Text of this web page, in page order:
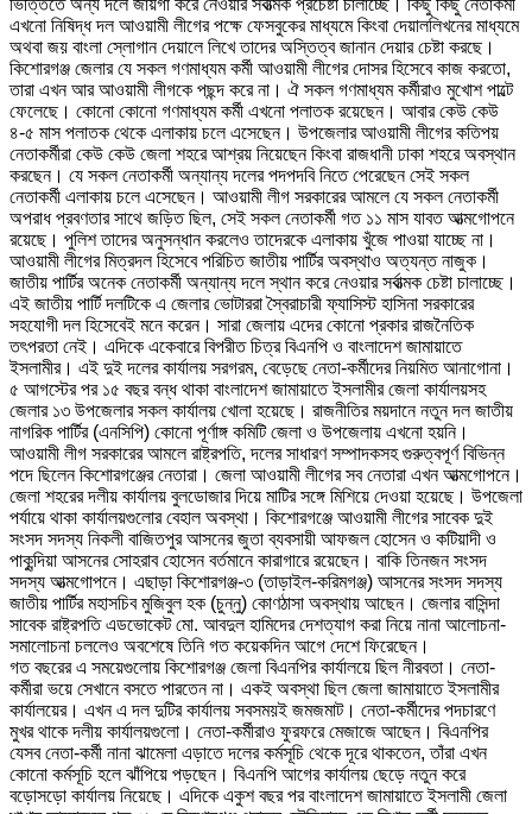
এখনো নিষিদ্ধ দল আওয়ামী লীগের পক্ষে ফেসবুকের মাধ্যমে কিংবা দেয়াললিখনের মাধ্যমে
অথবা জয় বাংলা স্লোগান দেয়ালে লিখে তাদের অস্তিত্ব জানান দেয়ার চেষ্টা করছে।
কিশোরগঞ্জ জেলার যে সকল গণমাধ্যম কর্মী আওয়ামী লীগের দোসর হিসেবে কাজ করতো,
তারা এখন আর আওয়ামী লীগকে পছন্দ করে না। ঐ সকল গণমাধ্যম কর্মীরাও মুখোশ পাল্টে
ফেলেছে। কোনো কোনো গণমাধ্যম কর্মী এখনো পলাতক রয়েছেন। আবার কেউ কেউ
৪-৫ মাস পলাতক থেকে এলাকায় চলে এসেছেন। উপজেলার আওয়ামী লীগের কতিপয়
নেতাকর্মীরা কেউ কেউ জেলা শহরে আশ্রয় নিয়েছেন কিংবা রাজধানী ঢাকা শহরে অবস্থান
করছেন। যে সকল নেতাকর্মী অন্যান্য দলের পদপদবি নিতে পেরেছেন সেই সকল
নেতাকর্মী এলাকায় চলে এসেছেন। আওয়ামী লীগ সরকারের আমলে যে সকল নেতাকর্মী
অপরাধ প্রবণতার সাথে জড়িত ছিল, সেই সকল নেতাকর্মী গত ১১ মাস যাবত আত্মগোপনে
রয়েছে। পুলিশ তাদের অনুসন্ধান করলেও তাদেরকে এলাকায় খুঁজে পাওয়া যাচ্ছে না।
আওয়ামী লীগের মিত্রদল হিসেবে পরিচিত জাতীয় পার্টির অবস্থাও অত্যন্ত নাজুক।
জাতীয় পার্টির অনেক নেতাকর্মী অন্যান্য দলে স্থান করে নেওয়ার সর্বাত্মক চেষ্টা চালাচ্ছে।
এই জাতীয় পার্টি দলটিকে এ জেলার ভোটাররা স্বৈরাচারী ফ্যাসিস্ট হাসিনা সরকারের
সহযোগী দল হিসেবেই মনে করেন। সারা জেলায় এদের কোনো প্রকার রাজনৈতিক
তৎপরতা নেই। এদিকে একেবারে বিপরীত চিত্র বিএনপি ও বাংলাদেশ জামায়াতে
ইসলামীর। এই দুই দলের কার্যালয় সরগরম, বেড়েছে নেতা-কর্মীদের নিয়মিত আনাগোনা।
৫ আগস্টের পর ১৫ বছর বন্ধ থাকা বাংলাদেশ জামায়াতে ইসলামীর জেলা কার্যালয়সহ
জেলার ১৩ উপজেলার সকল কার্যালয় খোলা হয়েছে। রাজনীতির ময়দানে নতুন দল জাতীয়
নাগরিক পার্টির (এনসিপি) কোনো পূর্ণাঙ্গ কমিটি জেলা ও উপজেলায় এখনো হয়নি।
আওয়ামী লীগ সরকারের আমলে রাষ্ট্রপতি, দলের সাধারণ সম্পাদকসহ গুরুত্বপূর্ণ বিভিন্ন
পদে ছিলেন কিশোরগঞ্জের নেতারা। জেলা আওয়ামী লীগের সব নেতারা এখন আত্মগোপনে।
জেলা শহরের দলীয় কার্যালয় বুলডোজার দিয়ে মাটির সঙ্গে মিশিয়ে দেওয়া হয়েছে। উপজেলা
পর্যায়ে থাকা কার্যালয়গুলোর বেহাল অবস্থা। কিশোরগঞ্জে আওয়ামী লীগের সাবেক দুই
সংসদ সদস্য নিকলী বাজিতপুর আসনের জুতা ব্যবসায়ী আফজল হোসেন ও কটিয়াদী ও
পাকুন্দিয়া আসনের সোহরাব হোসেন বর্তমানে কারাগারে রয়েছেন। বাকি তিনজন সংসদ
সদস্য আত্মগোপনে। এছাড়া কিশোরগঞ্জ-৩ (তাড়াইল-করিমগঞ্জ) আসনের সংসদ সদস্য
জাতীয় পার্টির মহাসচিব মুজিবুল হক (চুন্নু) কোণঠাসা অবস্থায় আছেন। জেলার বাসিন্দা
সাবেক রাষ্ট্রপতি এডভোকেট মো. আবদুল হামিদের দেশত্যাগ করা নিয়ে নানা আলোচনা-
সমালোচনা চললেও অবশেষে তিনি গত কয়েকদিন আগে দেশে ফিরেছেন।
গত বছরের এ সময়েগুলোয় কিশোরগঞ্জ জেলা বিএনপির কার্যালয়ে ছিল নীরবতা। নেতা-
কর্মীরা ভয়ে সেখানে বসতে পারতেন না। একই অবস্থা ছিল জেলা জামায়াতে ইসলামীর
কার্যালয়ের। এখন এ দল দুটির কার্যালয় সবসময়ই জমজমাট। নেতা-কর্মীদের পদচারণে
মুখর থাকে দলীয় কার্যালয়গুলো। নেতা-কর্মীরাও ফুরফরে মেজাজে আছেন। বিএনপির
যেসব নেতা-কর্মী নানা ঝামেলা এড়াতে দলের কর্মসূচি থেকে দূরে থাকতেন, তাঁরা এখন
কোনো কর্মসূচি হলে ঝাঁপিয়ে পড়ছেন। বিএনপি আগের কার্যালয় ছেড়ে নতুন করে
বড়োসড়ো কার্যালয় নিয়েছে। এদিকে একুশ বছর পর বাংলাদেশ জামায়াতে ইসলামী জেলা